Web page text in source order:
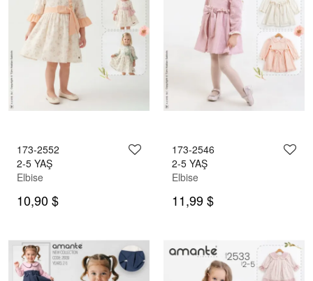
173-2552
2-5 YAŞ
Elbise
10,90 $
173-2546
2-5 YAŞ
Elbise
11,99 $